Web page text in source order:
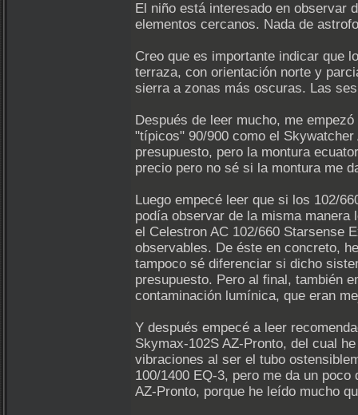
El niño está interesado en observar
elementos cercanos. Nada de
Creo que es importante indicar que
terraza, con orientación norte y
sierra a zonas más oscuras. Las
Después de leer mucho, me
"típicos" 90/900 como el
presupuesto, pero la montura
precio pero no sé si la montura me
Luego empecé leer que si los 102/
podía observar de la misma
el Celestron AC 102/660 Starsense
observables. De éste en concreto,
tampoco sé diferenciar si dicho
presupuesto. Pero al final, también
contaminación lumínica, que eran
Y después empecé a leer
Skymax-102S AZ-Pronto, del cual
vibraciones al ser el tubo
100/1400 EQ-3, pero me da un
AZ-Pronto, porque he leído mucho